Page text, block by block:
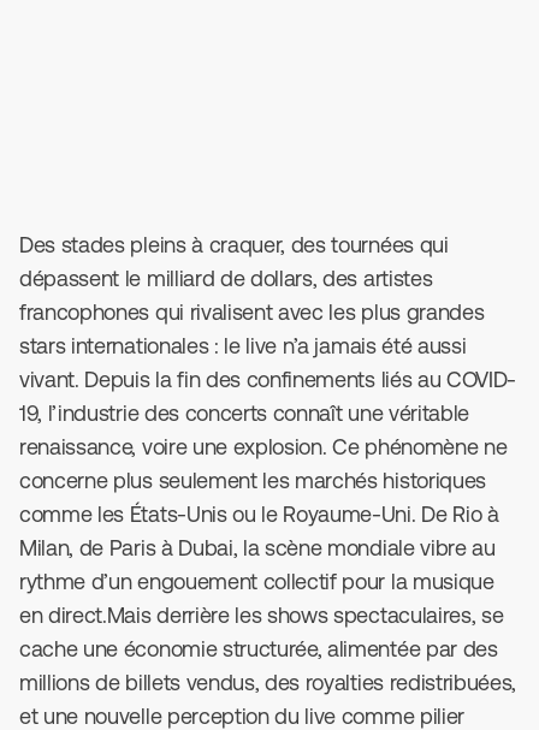
Des stades pleins à craquer, des tournées qui
dépassent le milliard de dollars, des artistes
francophones qui rivalisent avec les plus grandes
stars internationales : le live n’a jamais été aussi
vivant. Depuis la fin des confinements liés au COVID-
19, l’industrie des concerts connaît une véritable
renaissance, voire une explosion. Ce phénomène ne
concerne plus seulement les marchés historiques
comme les États-Unis ou le Royaume-Uni. De Rio à
Milan, de Paris à Dubai, la scène mondiale vibre au
rythme d’un engouement collectif pour la musique
en direct.Mais derrière les shows spectaculaires, se
cache une économie structurée, alimentée par des
millions de billets vendus, des royalties redistribuées,
et une nouvelle perception du live comme pilier